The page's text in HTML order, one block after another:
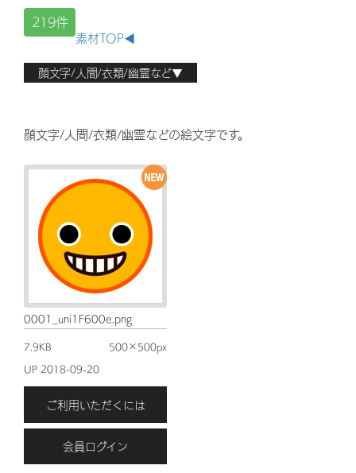
219件
素材TOP◀
顔文字/人間/衣類/幽霊など▼
顔文字/人間/衣類/幽霊など（AIファイル）
顔文字/人間/衣類/幽霊などの絵文字です。
0001_uni1F600e.png
7.9KB
500×500px
UP 2018-09-20
ご利用いただくには
会員ログイン